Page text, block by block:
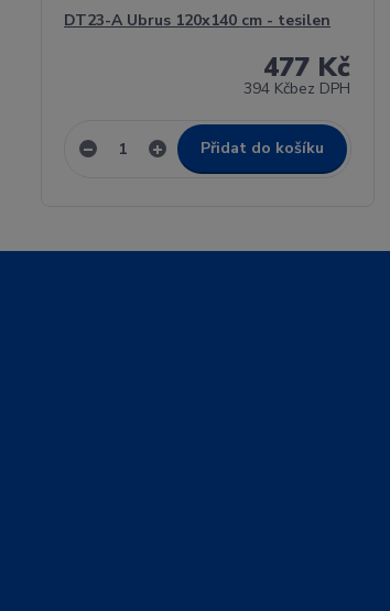
DT23-A Ubrus 120x140 cm - tesilen
477 Kč
394 Kčbez DPH
Přidat do košíku